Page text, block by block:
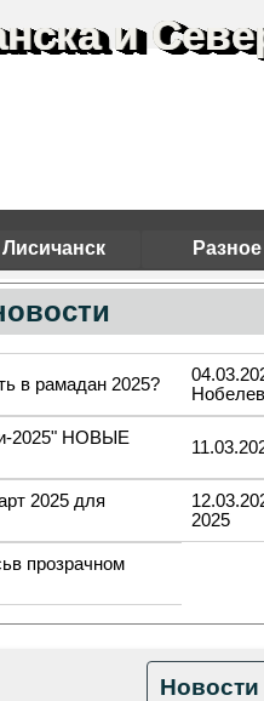
Лисичанск Разное
и
в рамадан 2025?
2025" НОВЫЕ
2025 для
2025
прозрачном
Новости